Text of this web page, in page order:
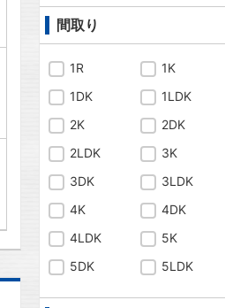
お問合わせ
間取り
1R
1K
1DK
1LDK
2K
2DK
2LDK
3K
3DK
3LDK
4K
4DK
4LDK
5K
5DK
5LDK